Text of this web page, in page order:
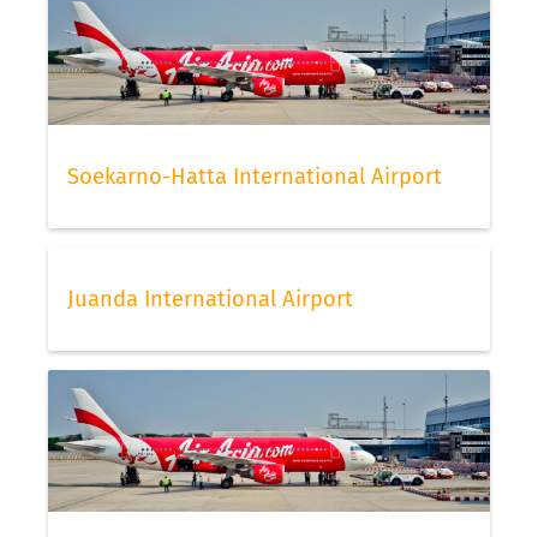
Soekarno-Hatta International Airport
Juanda International Airport